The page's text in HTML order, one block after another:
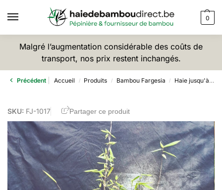
0
Malgré l’augmentation considérable des coûts de
transport, nos prix restent inchangés.
Précédent Accueil / Produits / Bambou Fargesia / Haie jusqu'à 2,5m
SKU: FJ-1017 Partager ce produit